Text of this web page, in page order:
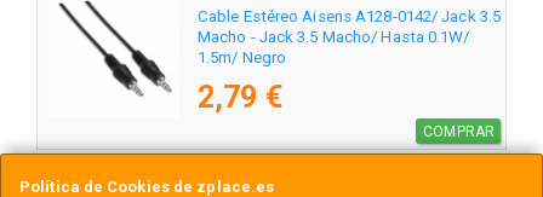
Cable Estéreo Aisens A128-0142/ Jack 3.5
Macho - Jack 3.5 Macho/ Hasta 0.1W/
1.5m/ Negro
2,79 €
COMPRAR
AISENS - A135-0265
Política de Cookies de zplace.es